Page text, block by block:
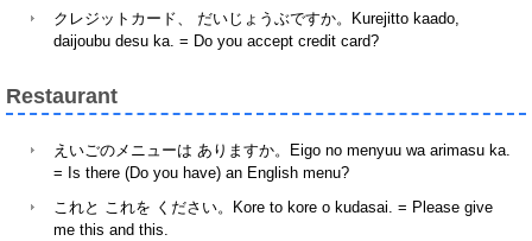
クレジットカード、 だいじょうぶですか。Kurejitto kaado,
daijoubu desu ka. = Do you accept credit card?
Restaurant
えいごのメニューは ありますか。Eigo no menyuu wa arimasu ka.
= Is there (Do you have) an English menu?
これと これを ください。Kore to kore o kudasai. = Please give
me this and this.